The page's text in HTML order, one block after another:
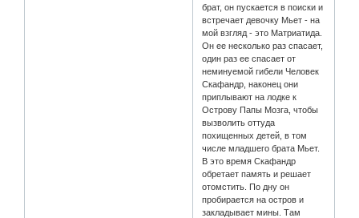
брат, он пускается в поиски и
встречает девочку Мьет - на
мой взгляд - это Матриатида.
Он ее несколько раз спасает,
один раз ее спасает от
неминуемой гибели Человек
Скафандр, наконец они
приплывают на лодке к
Острову Папы Мозга, чтобы
вызволить оттуда
похищенных детей, в том
числе младшего брата Мьет.
В это время Скафандр
обретает память и решает
отомстить. По дну он
пробирается на остров и
закладывает мины. Там